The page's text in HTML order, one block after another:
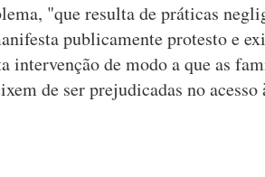
"que resulta de práticas
publicamente protesto e
intervenção de modo a que as
de ser prejudicadas no acesso